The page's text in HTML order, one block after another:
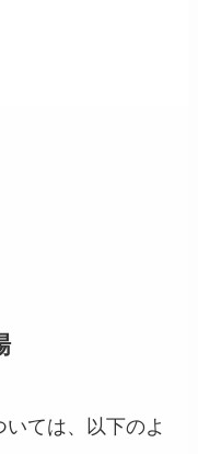
ては、以下のよ